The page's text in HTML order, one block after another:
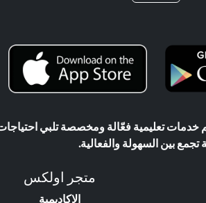
تعليمية فعّالة ومخصصة تلبي احتياجات
تجمع بين السهولة والفعالية.
متجر اولكس
الاكاديمية